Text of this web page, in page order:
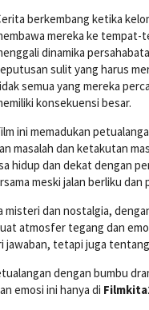
berkembang ketika
mereka ke tempat-
dinamika
sulit yang harus
semua yang mereka
konsekuensi besar.
ini memadukan
masalah dan ketakutan
hidup dan dekat dengan
meski jalan berliku dan
misteri dan nostalgia,
atmosfer tegang dan
tetapi juga
dengan bumbu
emosi ini hanya di